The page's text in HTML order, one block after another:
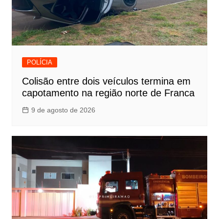
POLÍCIA
Colisão entre dois veículos termina em
capotamento na região norte de Franca
9 de agosto de 2026